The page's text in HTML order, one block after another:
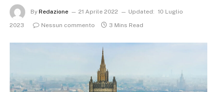
By Redazione 21 Aprile 2022 Updated: 10 Luglio
2023
Nessun commento 3 Mins Read